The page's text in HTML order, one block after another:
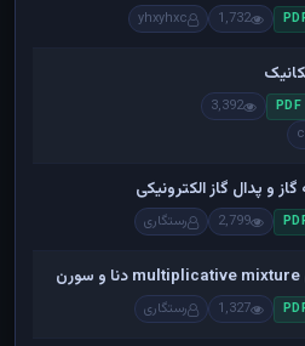
1,732
yhxyhxc
PDF
3,392
و پدال گاز الکترونیکی
2,799 رستگاری
1,327 رستگاری